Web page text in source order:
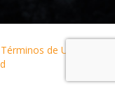
Términos de Uso